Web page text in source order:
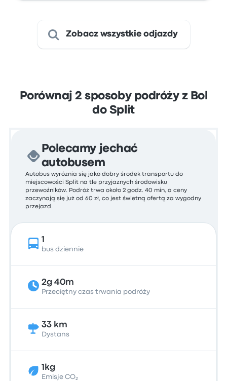
Zobacz wszystkie odjazdy
Porównaj 2 sposoby podróży z Bol
do Split
Polecamy jechać
autobusem
Autobus wyróżnia się jako dobry środek transportu do
miejscowości Split na tle przyjaznych środowisku
przewoźników. Podróż trwa około 2 godz. 40 min, a ceny
zaczynają się już od 60 zł, co jest świetną ofertą za wygodny
przejazd.
1
bus dziennie
2g 40m
Przeciętny czas trwania podróży
33 km
Dystans
1kg
Emisje CO₂